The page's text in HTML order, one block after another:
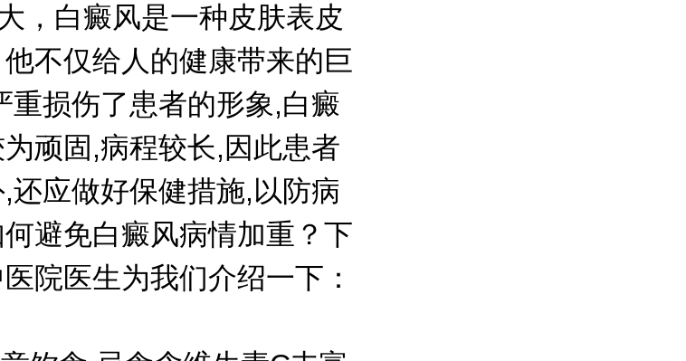
，白癜风是一种皮肤表皮
不仅给人的健康带来的巨
重损伤了患者的形象,白癜
顽固,病程较长,因此患者
还应做好保健措施,以防病
避免白癜风病情加重？下
院医生为我们介绍一下：